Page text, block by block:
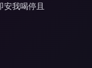
我喝停且